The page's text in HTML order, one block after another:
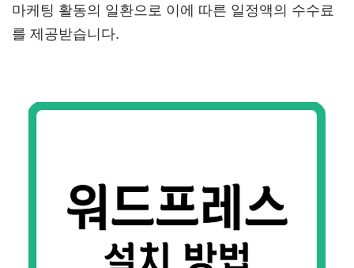
마케팅 활동의 일환으로 이에 따른 일정액의 수수료
를 제공받습니다.